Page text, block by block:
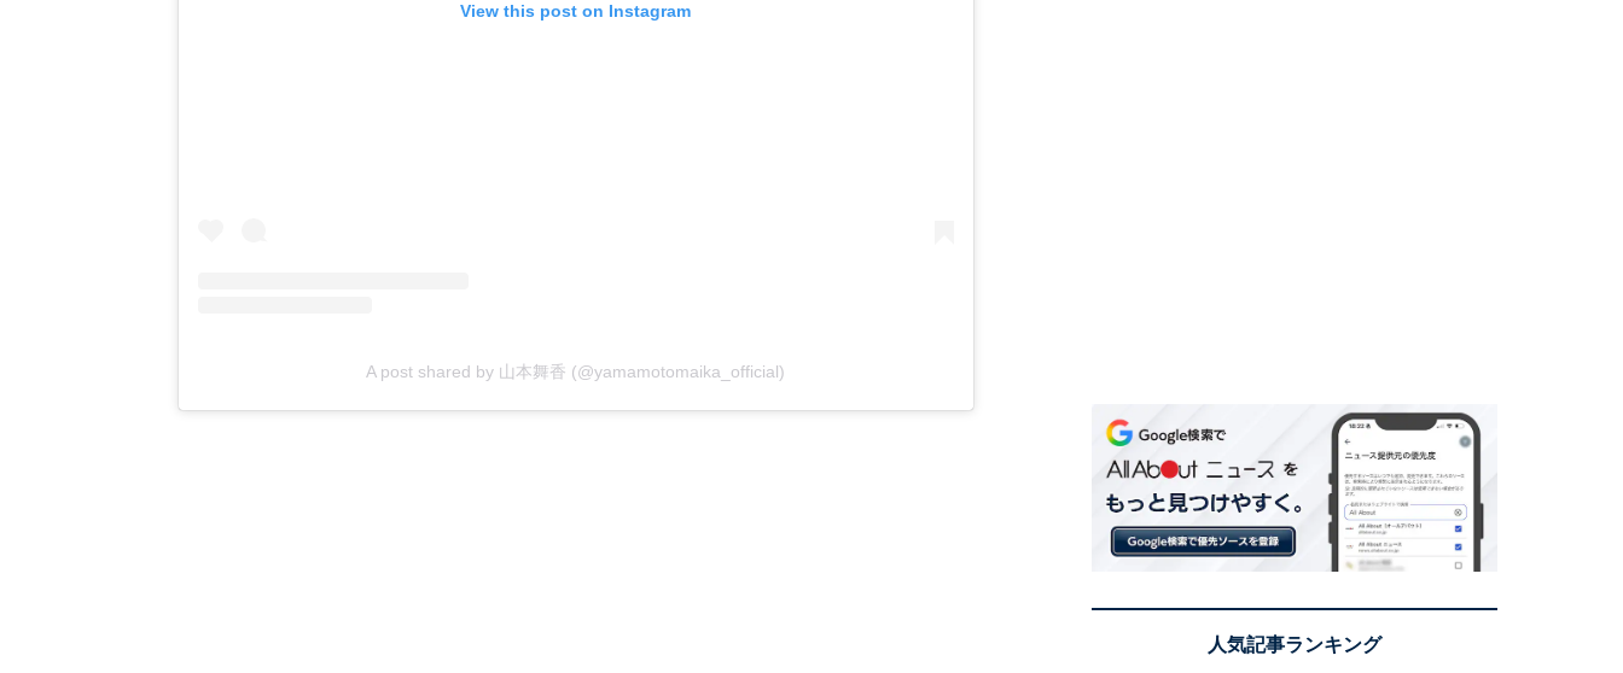
View this post on Instagram
A post shared by 山本舞香 (@yamamotomaika_official)